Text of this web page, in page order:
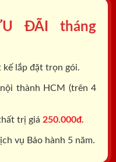
ĐÃI tháng
kế lắp đặt trọn gói.
thành HCM (trên 4
trị giá 250.000đ.
vụ Bảo hành 5 năm.